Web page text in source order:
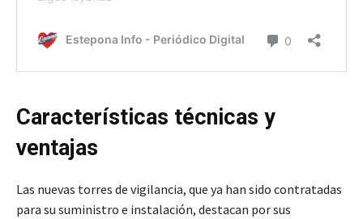
Características técnicas y
ventajas
Las nuevas torres de vigilancia, que ya han sido contratadas
para su suministro e instalación, destacan por sus